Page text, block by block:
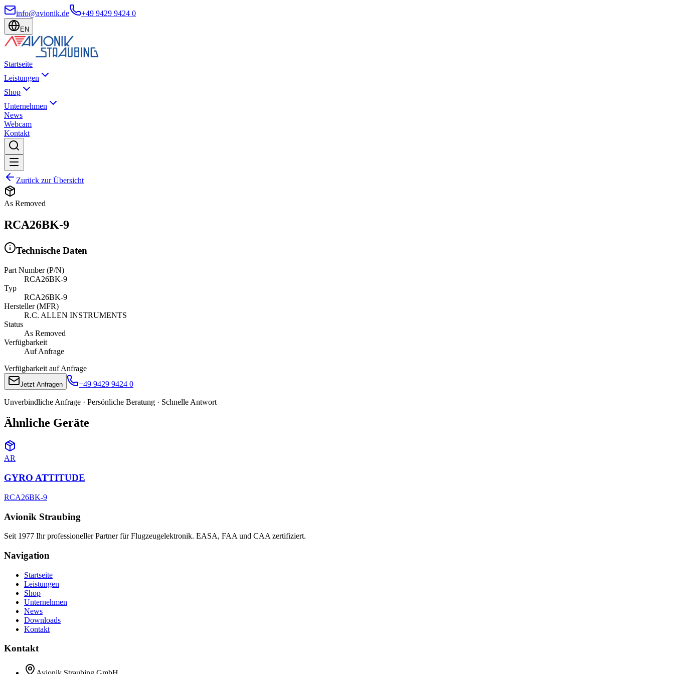
info@avionik.de +49 9429 9424 0
EN
Startseite
Leistungen
Shop
Unternehmen
News
Webcam
Kontakt
Zurück zur Übersicht
As Removed
RCA26BK-9
Technische Daten
Part Number (P/N)
RCA26BK-9
Typ
RCA26BK-9
Hersteller (MFR)
R.C. ALLEN INSTRUMENTS
Status
As Removed
Verfügbarkeit
Auf Anfrage
Verfügbarkeit auf Anfrage
Jetzt Anfragen +49 9429 9424 0
Unverbindliche Anfrage · Persönliche Beratung · Schnelle Antwort
Ähnliche Geräte
AR
GYRO ATTITUDE
RCA26BK-9
Avionik Straubing
Seit 1977 Ihr professioneller Partner für Flugzeugelektronik. EASA, FAA und CAA zertifiziert.
Navigation
Startseite
Leistungen
Shop
Unternehmen
News
Downloads
Kontakt
Kontakt